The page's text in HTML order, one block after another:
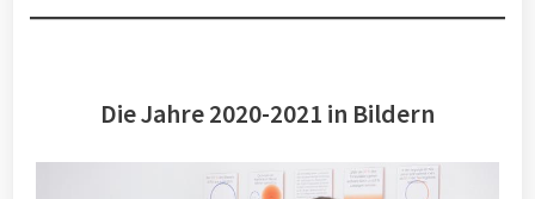
Die Jahre 2020-2021 in Bildern